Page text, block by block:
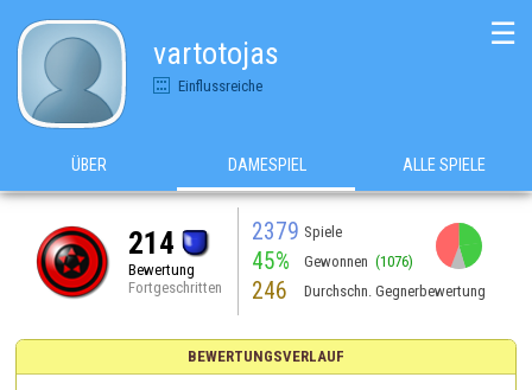
vartotojas
Einflussreiche
☰
ÜBER DAMESPIEL ALLE SPIELE
214
Bewertung
Fortgeschritten
2379 Spiele
45% Gewonnen (1076)
246 Durchschn. Gegnerbewertung
BEWERTUNGSVERLAUF